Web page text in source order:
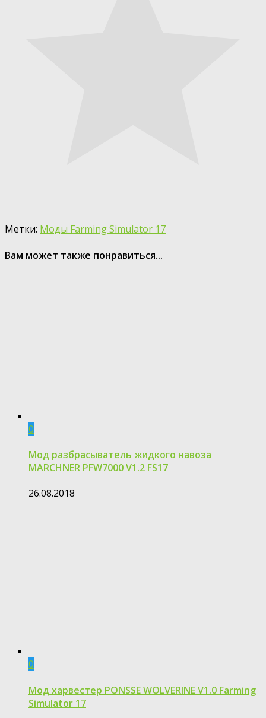
Метки: Моды Farming Simulator 17
Вам может также понравиться...
0
Мод разбрасыватель жидкого навоза
MARCHNER PFW7000 V1.2 FS17
26.08.2018
0
Мод харвестер PONSSE WOLVERINE V1.0 Farming
Simulator 17